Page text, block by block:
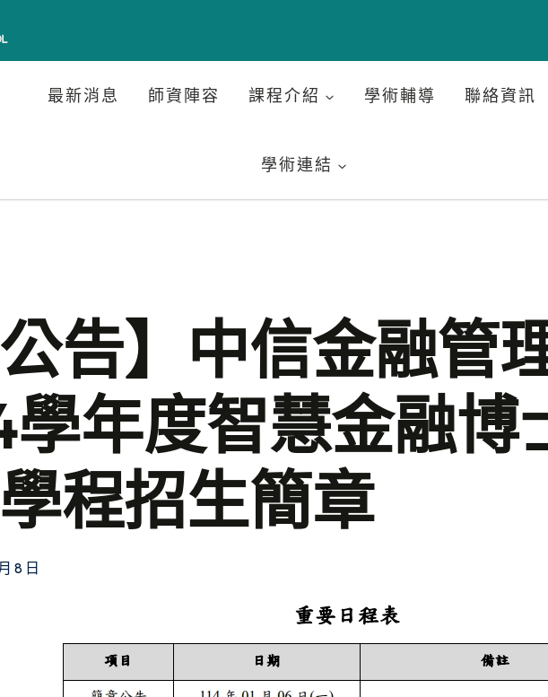
最新消息 師資陣容 課程介紹 學術輔導 聯絡資訊
學術連結
公告】中信金融管
學年度智慧金融博
程招生簡章
8 日